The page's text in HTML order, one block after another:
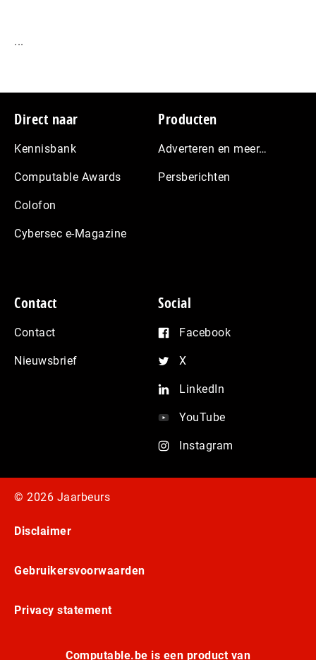
...
Footer
Direct naar
Kennisbank
Computable Awards
Colofon
Cybersec e-Magazine
Producten
Adverteren en meer…
Persberichten
Contact
Contact
Nieuwsbrief
Social
Facebook
X
LinkedIn
YouTube
Instagram
© 2026 Jaarbeurs
Disclaimer
Gebruikersvoorwaarden
Privacy statement
Computable.be is een product van